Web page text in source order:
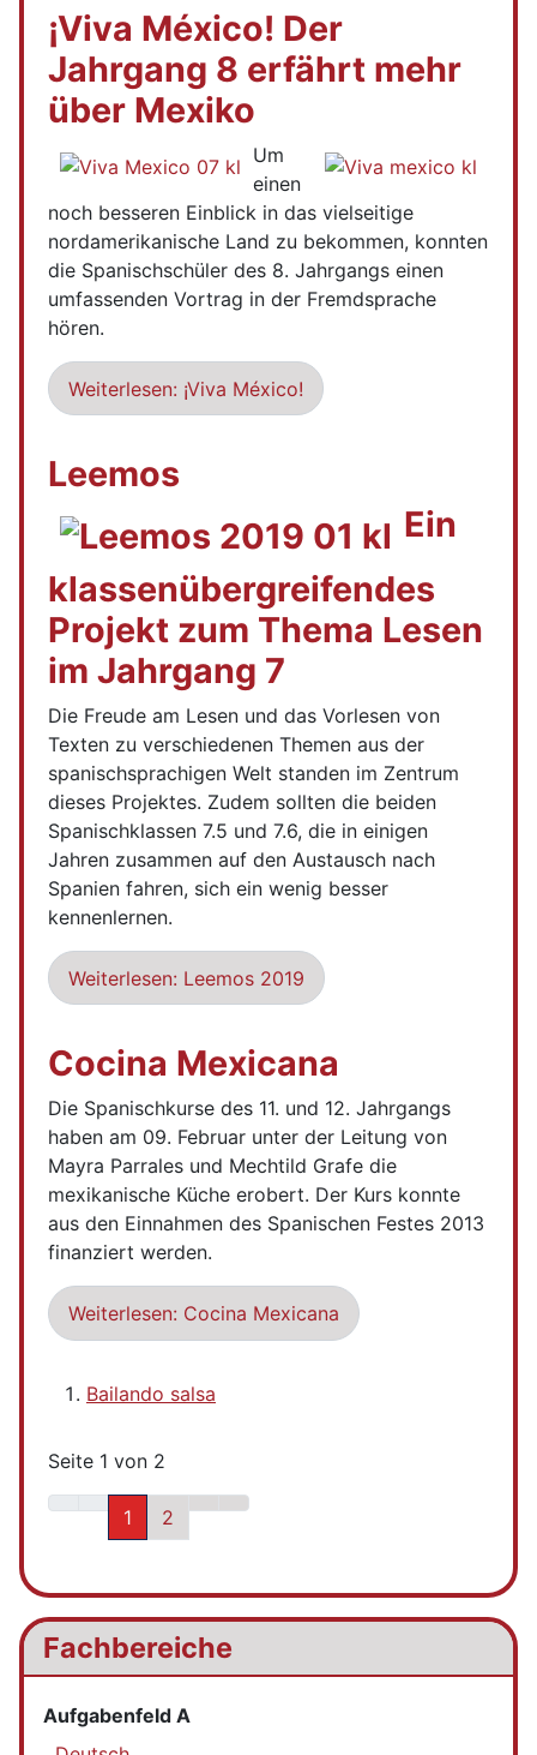
Fachbereiche
Aufgabenfeld A
¡Viva México! Der
Jahrgang 8 erfährt mehr
über Mexiko
Um
einen
noch besseren Einblick in das vielseitige
nordamerikanische Land zu bekommen, konnten
die Spanischschüler des 8. Jahrgangs einen
umfassenden Vortrag in der Fremdsprache
hören.
Weiterlesen: ¡Viva México!
Leemos
Ein
klassenübergreifendes
Projekt zum Thema Lesen
im Jahrgang 7
Die Freude am Lesen und das Vorlesen von
Texten zu verschiedenen Themen aus der
spanischsprachigen Welt standen im Zentrum
dieses Projektes. Zudem sollten die beiden
Spanischklassen 7.5 und 7.6, die in einigen
Jahren zusammen auf den Austausch nach
Spanien fahren, sich ein wenig besser
kennenlernen.
Weiterlesen: Leemos 2019
Cocina Mexicana
Die Spanischkurse des 11. und 12. Jahrgangs
haben am 09. Februar unter der Leitung von
Mayra Parrales und Mechtild Grafe die
mexikanische Küche erobert. Der Kurs konnte
aus den Einnahmen des Spanischen Festes 2013
finanziert werden.
Weiterlesen: Cocina Mexicana
Bailando salsa
Seite 1 von 2
1 2